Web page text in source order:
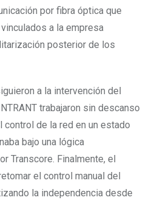
por fibra óptica que
a la empresa
posterior de los
a la intervención del
trabajaron sin descanso
control de la red en un estado
bajo una lógica
Transcore. Finalmente, el
el control manual del
la independencia desde